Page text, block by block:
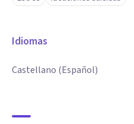
Idiomas
Castellano (Español)